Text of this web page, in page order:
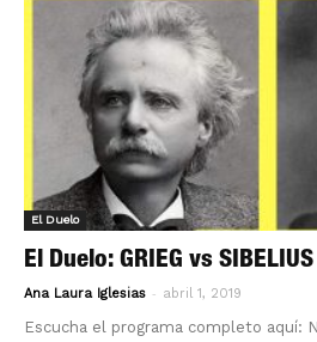
El Duelo
El Duelo: GRIEG vs SIBELIUS
Ana Laura Iglesias - abril 1, 2019
Escucha el programa completo aquí: